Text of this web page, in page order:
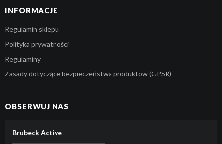
INFORMACJE
Regulamin sklepu
Polityka prywatności
Regulaminy
Zasady dotyczące bezpieczeństwa produktów (GPSR)
OBSERWUJ NAS
Brubeck Active